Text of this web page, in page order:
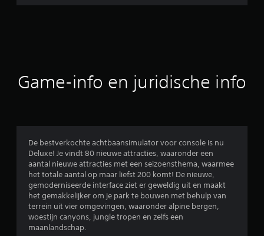
l
b
o
r
d
e
Game-info en juridische info
De bestverkochte achtbaansimulator voor console is nu
Deluxe! Je vindt 80 nieuwe attracties, waaronder een
aantal nieuwe attracties met een seizoensthema, waarmee
het totale aantal op maar liefst 200 komt! De nieuwe,
gemoderniseerde interface ziet er geweldig uit en maakt
het gemakkelijker om je park te bouwen met behulp van
terrein uit vier omgevingen, waaronder alpine bergen,
woestijn canyons, jungle tropen en zelfs een
maanlandschap.